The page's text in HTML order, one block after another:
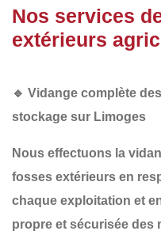
Nos services
extérieurs
🔹 Vidange complète
stockage sur Limoges
Nous effectuons la
fosses extérieurs en
chaque exploitation et
propre et sécurisée des